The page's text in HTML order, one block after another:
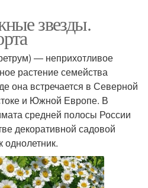
звезды.
― неприхотливое
растение семейства
она встречается в Северной
и Южной Европе. В
средней полосы России
декоративной садовой
однолетник.